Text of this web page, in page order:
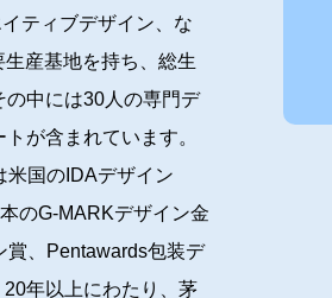
ティブデザイン、な
産基地を持ち、総生
の中には30人の専門デ
が含まれています。
米国のIDAデザイン
のG-MARKデザイン金
賞、Pentawards包装デ
年以上にわたり、茅